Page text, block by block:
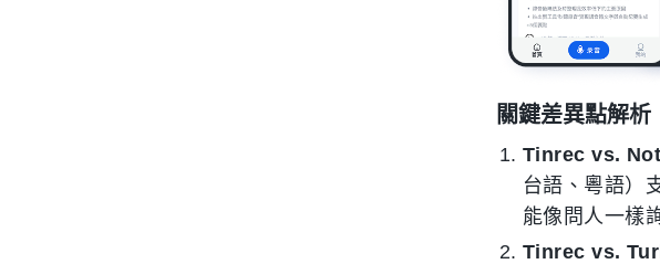
關鍵差異點解析
Tinrec vs.
台語、粵語）
能像問人一樣
Tinrec vs.